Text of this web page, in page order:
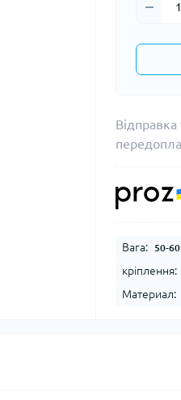
Вага: 50-60
кріплення:
Материал: